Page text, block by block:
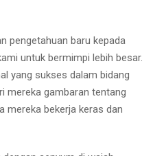
pengetahuan baru kepada
untuk bermimpi lebih besar.
yang sukses dalam bidang
mereka gambaran tentang
mereka bekerja keras dan